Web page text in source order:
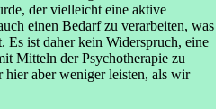
der vielleicht eine aktive
einen Bedarf zu verarbeiten, was
Es ist daher kein Widerspruch, eine
Mitteln der Psychotherapie zu
aber weniger leisten, als wir